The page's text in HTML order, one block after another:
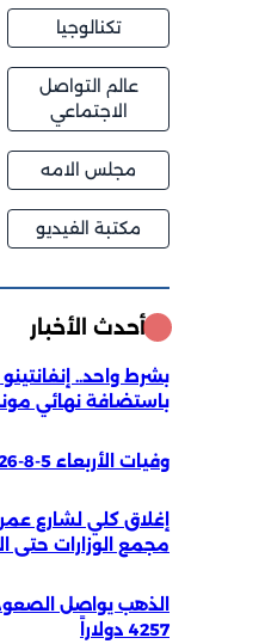
تكنالوجيا
عالم التواصل
الاجتماعي
مجلس الامه
مكتبة الفيديو
أحدث الأخبار
بشرط واحد..
باستضافة نهائي
وفيات الأربعاء 5-8-2026
إغلاق كلي لشارع
مجمع الوزارات حتى الأحد 9
الذهب يواصل
4257 دولاراً